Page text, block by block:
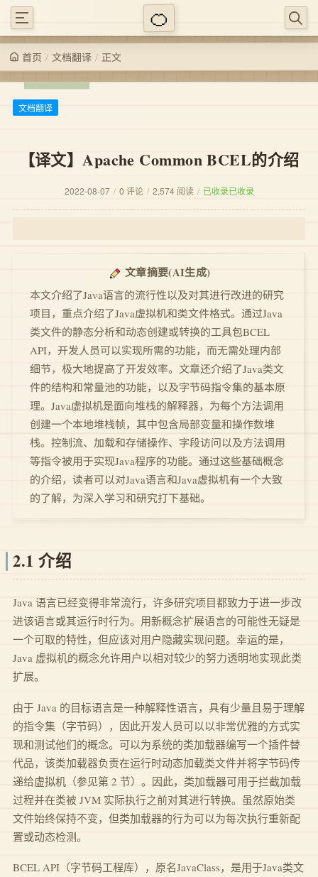
首页 / 文档翻译 / 正文
文档翻译
【译文】Apache Common BCEL的介绍
2022-08-07 / 0 评论 / 2,574 阅读 / 已收录已收录
文章摘要(AI生成)
本文介绍了Java语言的流行性以及对其进行改进的研究
项目，重点介绍了Java虚拟机和类文件格式。通过Java
类文件的静态分析和动态创建或转换的工具包BCEL
API，开发人员可以实现所需的功能，而无需处理内部
细节，极大地提高了开发效率。文章还介绍了Java类文
件的结构和常量池的功能，以及字节码指令集的基本原
理。Java虚拟机是面向堆栈的解释器，为每个方法调用
创建一个本地堆栈帧，其中包含局部变量和操作数堆
栈。控制流、加载和存储操作、字段访问以及方法调用
等指令被用于实现Java程序的功能。通过这些基础概念
的介绍，读者可以对Java语言和Java虚拟机有一个大致
的了解，为深入学习和研究打下基础。
2.1 介绍
Java 语言已经变得非常流行，许多研究项目都致力于进一步改
进该语言或其运行时行为。用新概念扩展语言的可能性无疑是
一个可取的特性，但应该对用户隐藏实现问题。幸运的是，
Java 虚拟机的概念允许用户以相对较少的努力透明地实现此类
扩展。
由于 Java 的目标语言是一种解释性语言，具有少量且易于理解
的指令集（字节码），因此开发人员可以以非常优雅的方式实
现和测试他们的概念。可以为系统的类加载器编写一个插件替
代品，该类加载器负责在运行时动态加载类文件并将字节码传
递给虚拟机（参见第 2 节）。因此，类加载器可用于拦截加载
过程并在类被 JVM 实际执行之前对其进行转换。虽然原始类
文件始终保持不变，但类加载器的行为可以为每次执行重新配
置或动态检测。
BCEL API（字节码工程库），原名JavaClass，是用于Java类文